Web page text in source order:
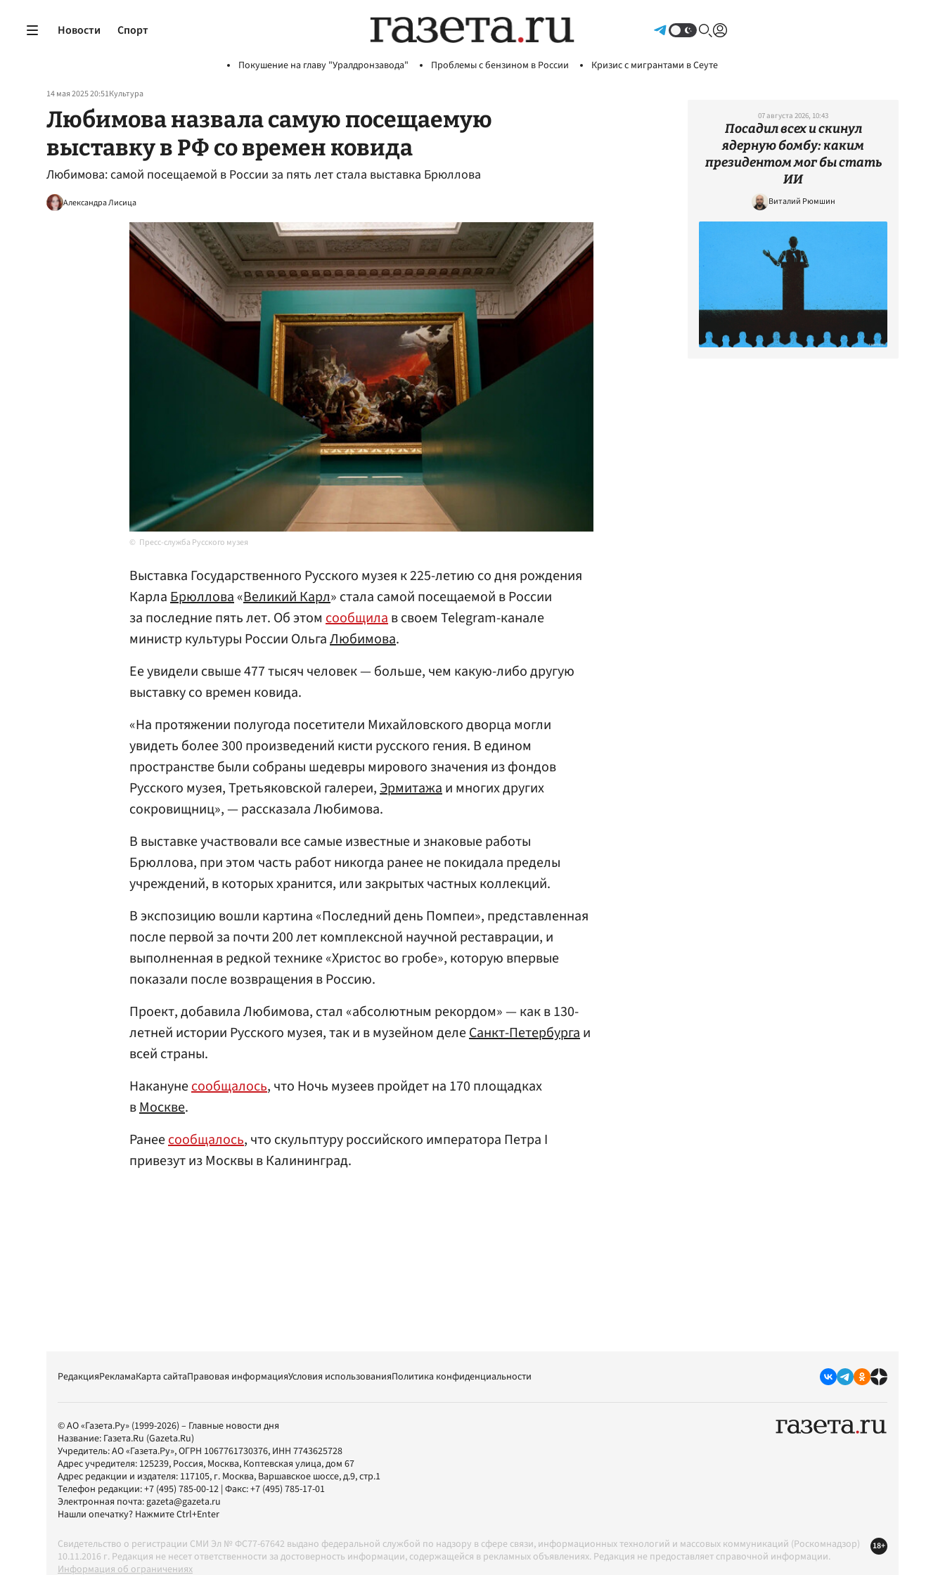
Новости Спорт
Покушение на главу "Уралдронзавода" Проблемы с бензином в России Кризис с мигрантами в Сеуте
14 мая 2025 20:51Культура
Любимова назвала самую посещаемую
выставку в РФ со времен ковида
Любимова: самой посещаемой в России за пять лет стала выставка Брюллова
Александра Лисица
Пресс-служба Русского музея
Выставка Государственного Русского музея к 225-летию со дня рождения
КарлаБрюллова«Великий Карл» стала самой посещаемой в России
за последние пять лет. Об этом сообщилав своем Telegram-канале
министр культуры России ОльгаЛюбимова.
Ее увидели свыше 477 тысяч человек — больше, чем какую-либо другую
выставку со времен ковида.
«На протяжении полугода посетители Михайловского дворца могли
увидеть более 300 произведений кисти русского гения. В едином
пространстве были собраны шедевры мирового значения из фондов
Русского музея, Третьяковской галереи,Эрмитажаи многих других
сокровищниц», — рассказала Любимова.
В выставке участвовали все самые известные и знаковые работы
Брюллова, при этом часть работ никогда ранее не покидала пределы
учреждений, в которых хранится, или закрытых частных коллекций.
В экспозицию вошли картина «Последний день Помпеи», представленная
после первой за почти 200 лет комплексной научной реставрации, и
выполненная в редкой технике «Христос во гробе», которую впервые
показали после возвращения в Россию.
Проект, добавила Любимова, стал «абсолютным рекордом» — как в 130-
летней истории Русского музея, так и в музейном делеСанкт-Петербургаи
всей страны.
Наканунесообщалось, что Ночь музеев пройдет на 170 площадках
вМоскве.
Ранеесообщалось, что скульптуру российского императора Петра I
привезут из Москвы в Калининград.
07 августа 2026, 10:43
Посадил всех и скинул
ядерную бомбу: каким
президентом мог бы стать
ИИ
Виталий Рюмшин
РедакцияРекламаКарта сайтаПравовая информацияУсловия использованияПолитика конфиденциальности
© АО «Газета.Ру» (1999-2026) – Главные новости дня
Название: Газета.Ru (Gazeta.Ru)
Учредитель:АО «Газета.Ру», ОГРН 1067761730376, ИНН 7743625728
Адрес учредителя: 125239, Россия, Москва, Коптевская улица, дом 67
Адрес редакции и издателя: 117105, г. Москва, Варшавское шоссе, д.9, стр.1
Телефон редакции:+7 (495) 785-00-12 | Факс:+7 (495) 785-17-01
Электронная почта:gazeta@gazeta.ru
Нашли опечатку? Нажмите Ctrl+Enter
Свидетельство о регистрации СМИ Эл № ФС77-67642 выдано федеральной службой по надзору в сфере связи, информационных технологий и массовых коммуникаций (Роскомнадзор)
10.11.2016 г. Редакция не несет ответственности за достоверность информации, содержащейся в рекламных объявлениях. Редакция не предоставляет справочной информации.
Информация об ограничениях
18+